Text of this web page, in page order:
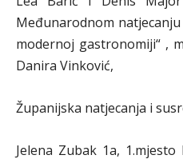
Međunarodnom
modernoj gastronomiji“ ,
Danira Vinković,
Županijska natjecanja i
Jelena Zubak 1a,